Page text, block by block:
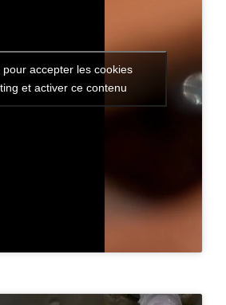
pour accepter les cookies
et activer ce contenu